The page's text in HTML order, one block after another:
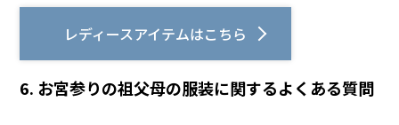
レディースアイテムはこちら
6. お宮参りの祖父母の服装に関するよくある質問